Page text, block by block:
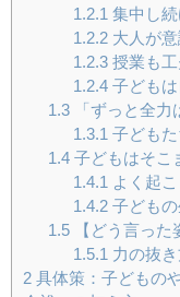
1.2.1 集中し
1.2.2大人が意
1.2.3授業も工
1.2.4子どもは
1.3「ずっと全力
1.3.1 子ども
1.4子どもはそこ
1.4.1
よく起
1.4.2子どもの
1.5【どう言った
1.5.1 力の抜
2 具体策：子どもの